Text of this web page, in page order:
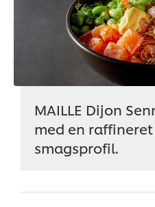
MAILLE Dijon
med en
smagsprofil.